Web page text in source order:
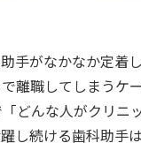
手がなかなか定着
離職してしまう
どんな人がクリ
し続ける歯科助手